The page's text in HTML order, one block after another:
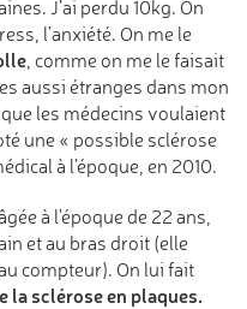
J’ai perdu 10kg. On
l’anxiété. On me le
, comme on me le faisait
aussi étranges dans mon
les médecins voulaient
une « possible sclérose
à l’époque, en 2010.
à l'époque de 22 ans,
et au bras droit (elle
compteur). On lui fait
la sclérose en plaques.